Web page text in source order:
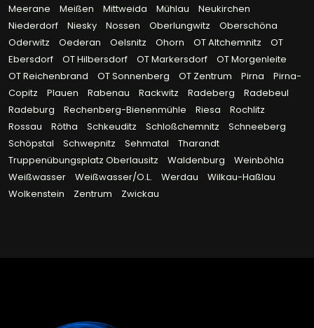
Meerane
Meißen Mittweida Mühlau
Neukirchen
Niederdorf
Niesky Nossen Oberlungwitz
Oberschöna
Oderwitz
Oederan Oelsnitz Ohorn OT Altchemnitz
OT
Ebersdorf
OT Hilbersdorf OT Markersdorf
OT Morgenleite
OT Reichenbrand
OT Sonnenberg OT Zentrum Pirna
Pirna-
Copitz
Plauen Rabenau Rackwitz Radeberg
Radebeul
Radeburg
Rechenberg-Bienenmühle Riesa
Rochlitz
Rossau
Rötha Schkeuditz Schloßchemnitz
Schneeberg
Schöpstal
Schwepnitz Sehmatal
Tharandt
Truppenübungsplatz Oberlausitz
Waldenburg
Weinböhla
Weißwasser
Weißwasser/O.L. Werdau
Wilkau-Haßlau
Wolkenstein
Zentrum Zwickau